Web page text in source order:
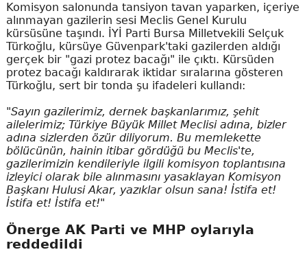
Komisyon salonunda tansiyon tavan yaparken, içeriye
alınmayan gazilerin sesi Meclis Genel Kurulu
kürsüsüne taşındı. İYİ Parti Bursa Milletvekili Selçuk
Türkoğlu, kürsüye Güvenpark'taki gazilerden aldığı
gerçek bir "gazi protez bacağı" ile çıktı. Kürsüden
protez bacağı kaldırarak iktidar sıralarına gösteren
Türkoğlu, sert bir tonda şu ifadeleri kullandı:
"Sayın gazilerimiz, dernek başkanlarımız, şehit
ailelerimiz; Türkiye Büyük Millet Meclisi adına, bizler
adına sizlerden özür diliyorum. Bu memlekette
bölücünün, hainin itibar gördüğü bu Meclis'te,
gazilerimizin kendileriyle ilgili komisyon toplantısına
izleyici olarak bile alınmasını yasaklayan Komisyon
Başkanı Hulusi Akar, yazıklar olsun sana! İstifa et!
İstifa et! İstifa et!"
Önerge AK Parti ve MHP oylarıyla
reddedildi